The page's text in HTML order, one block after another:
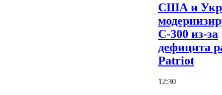
США и
С-300 из-за
дефицита
Patriot
12:30